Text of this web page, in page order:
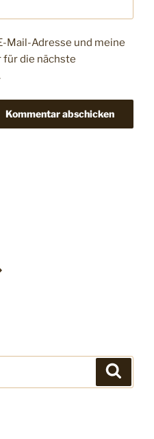
Mail-Adresse und meine
die nächste